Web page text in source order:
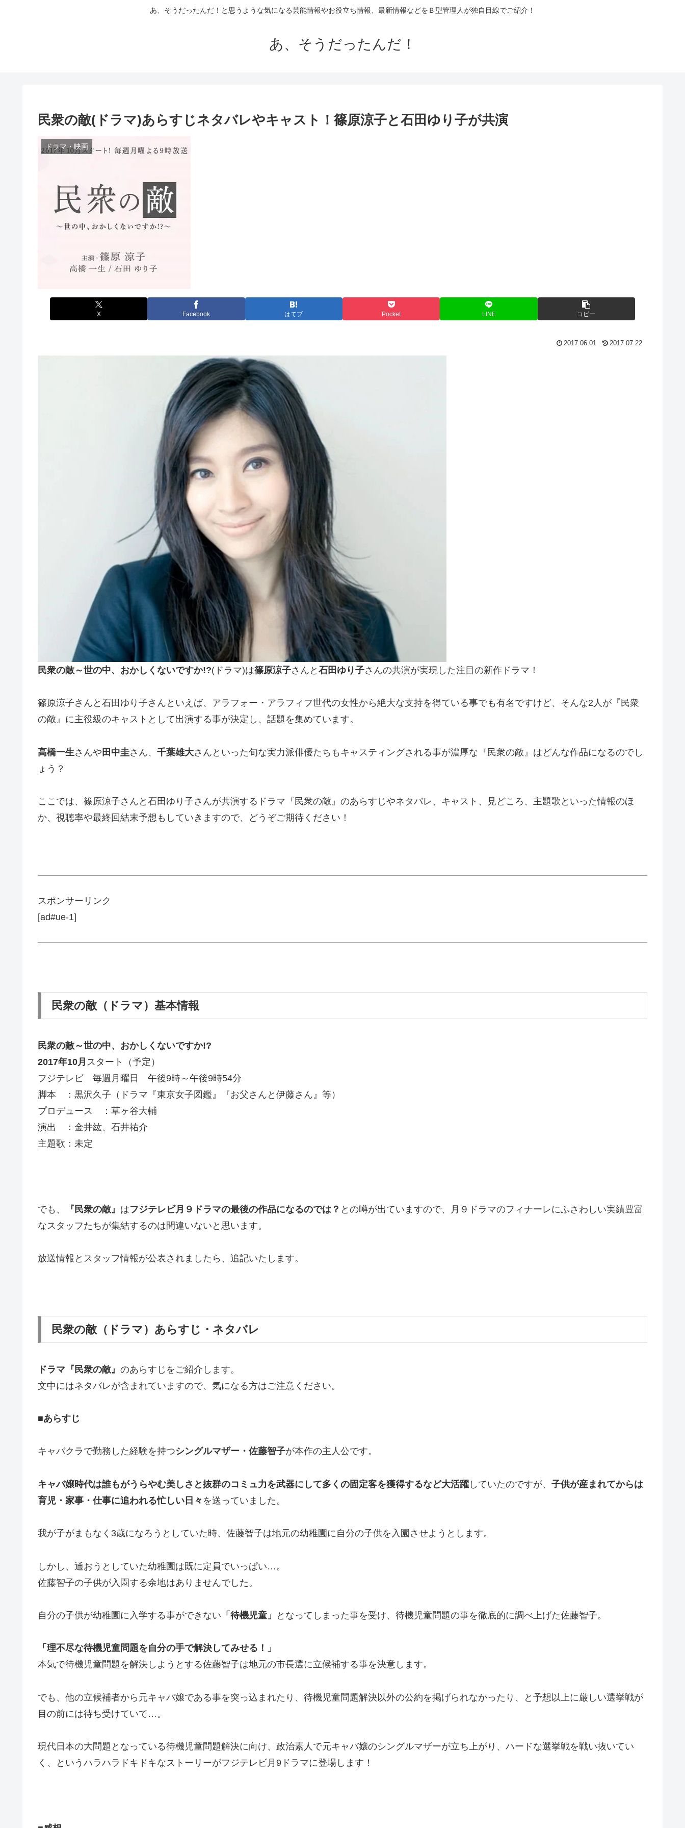
あ、そうだったんだ！と思うような気になる芸能情報やお役立ち情報、最新情報などをＢ型管理人が独自目線でご紹介！
あ、そうだったんだ！
民衆の敵(ドラマ)あらすじネタバレやキャスト！篠原涼子と石田ゆり子が共演
ドラマ・映画
X Facebook はてブ Pocket LINE コピー
2017.06.01 2017.07.22
民衆の敵～世の中、おかしくないですか!?(ドラマ)は篠原涼子さんと 石田ゆり子さんの共演が実現した注目の新作ドラマ！
篠原涼子さんと石田ゆり子さんといえば、アラフォー・アラフィフ世代の女性から絶大な支持を得ている事でも有名ですけど、そんな2人が『民衆
の敵』に主役級のキャストとして出演する事が決定し、話題を集めています。
高橋一生さんや 田中圭さん、 千葉雄大さんといった旬な実力派俳優たちもキャスティングされる事が濃厚な『民衆の敵』はどんな作品になるのでし
ょう？
ここでは、篠原涼子さんと石田ゆり子さんが共演するドラマ『民衆の敵』のあらすじやネタバレ、キャスト、見どころ、主題歌といった情報のほ
か、視聴率や最終回結末予想もしていきますので、どうぞご期待ください！
スポンサーリンク
[ad#ue-1]
民衆の敵（ドラマ）基本情報
民衆の敵～世の中、おかしくないですか!?
2017年10月 スタート（予定）
フジテレビ 毎週月曜日 午後9時～午後9時54分
脚本 ：黒沢久子（ドラマ『東京女子図鑑』『お父さんと伊藤さん』等）
プロデュース ：草ヶ谷大輔
演出 ：金井紘、石井祐介
主題歌：未定
でも、 『民衆の敵』 はフジテレビ月９ドラマの最後の作品になるのでは？ との噂が出ていますので、月９ドラマのフィナーレにふさわしい実績豊富
なスタッフたちが集結するのは間違いないと思います。
放送情報とスタッフ情報が公表されましたら、追記いたします。
民衆の敵（ドラマ）あらすじ・ネタバレ
ドラマ『民衆の敵』 のあらすじをご紹介します。
文中にはネタバレが含まれていますので、気になる方はご注意ください。
■あらすじ
キャバクラで勤務した経験を持つシングルマザー・佐藤智子が本作の主人公です。
キャバ嬢時代は誰もがうらやむ美しさと抜群のコミュ力を武器にして多くの固定客を獲得するなど大活躍 していたのですが、 子供が産まれてからは
育児・家事・仕事に追われる忙しい日々 を送っていました。
我が子がまもなく3歳になろうとしていた時、佐藤智子は地元の幼稚園に自分の子供を入園させようとします。
しかし、通おうとしていた幼稚園は既に定員でいっぱい…。
佐藤智子の子供が入園する余地はありませんでした。
自分の子供が幼稚園に入学する事ができない 「待機児童」 となってしまった事を受け、待機児童問題の事を徹底的に調べ上げた佐藤智子。
「理不尽な待機児童問題を自分の手で解決してみせる！」
本気で待機児童問題を解決しようとする佐藤智子は地元の市長選に立候補する事を決意します。
でも、他の立候補者から元キャバ嬢である事を突っ込まれたり、待機児童問題解決以外の公約を掲げられなかったり、と予想以上に厳しい選挙戦が
目の前には待ち受けていて…。
現代日本の大問題となっている待機児童問題解決に向け、政治素人で元キャバ嬢のシングルマザーが立ち上がり、ハードな選挙戦を戦い抜いてい
く、というハラハラドキドキなストーリーがフジテレビ月9ドラマに登場します！